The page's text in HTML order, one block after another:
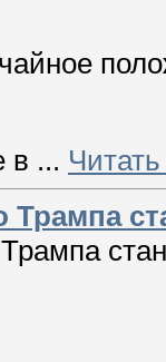
в ...
Трампа